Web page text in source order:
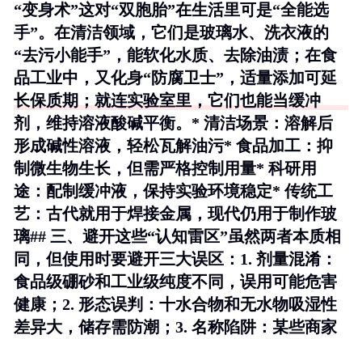
“变身术”这对“双胞胎”在生活里可是“全能选
手”。在清洁领域，它们是玻璃水、洗衣液的
“去污小能手”，能软化水质、去除油渍；在食
品工业中，又化身“防腐卫士”，适量添加可延
长保质期；就连实验室里，它们也能当缓冲
剂，维持溶液酸碱平衡。* 清洁场景：溶解后
形成碱性溶液，轻松瓦解油污* 食品加工：抑
制微生物生长，但需严格控制用量* 科研用
途：配制缓冲液，保持实验环境稳定* 传统工
艺：古代就用于焊接金属，现代仍用于制作玻
璃## 三、避开这些“认知雷区”虽然两者本质相
同，但使用时要避开三大误区：1. 剂量混淆：
食品级硼砂和工业级纯度不同，误用可能危害
健康；2. 形态误判 ：十水合物和无水物吸湿性
差异大，储存需防潮；3. 名称陷阱：某些商家